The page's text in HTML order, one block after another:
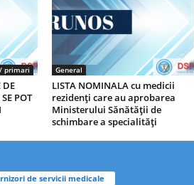
primari
DE
POT
General
LISTA NOMINALA cu medicii
rezidenţi care au aprobarea
Ministerului Sănătăţii de
schimbare a specialităţi
de servicii medicale